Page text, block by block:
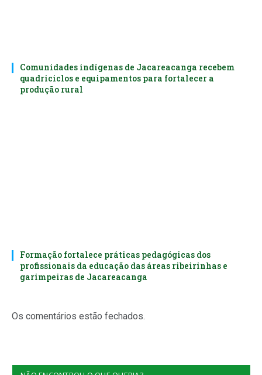
Comunidades indígenas de Jacareacanga recebem
quadriciclos e equipamentos para fortalecer a
produção rural
Formação fortalece práticas pedagógicas dos
profissionais da educação das áreas ribeirinhas e
garimpeiras de Jacareacanga
Os comentários estão fechados.